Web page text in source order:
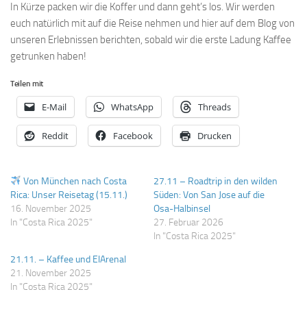
In Kürze packen wir die Koffer und dann geht’s los. Wir werden
euch natürlich mit auf die Reise nehmen und hier auf dem Blog von
unseren Erlebnissen berichten, sobald wir die erste Ladung Kaffee
getrunken haben!
Teilen mit
E-Mail WhatsApp Threads
Reddit Facebook Drucken
Von München nach Costa
Rica: Unser Reisetag (15.11.)
16. November 2025
In "Costa Rica 2025"
27.11 – Roadtrip in den wilden
Süden: Von San Jose auf die
Osa-Halbinsel
27. Februar 2026
In "Costa Rica 2025"
21.11. – Kaffee und ElArenal
21. November 2025
In "Costa Rica 2025"